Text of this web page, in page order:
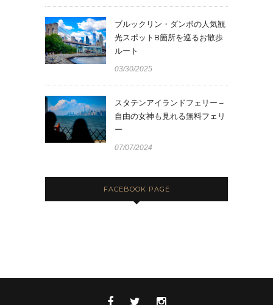
ブルックリン・ダンボの人気観
光スポット8箇所を巡るお散歩
ルート
03/30/2025
スタテンアイランドフェリー –
自由の女神も見れる無料フェリ
ー
07/07/2024
FACEBOOK PAGE